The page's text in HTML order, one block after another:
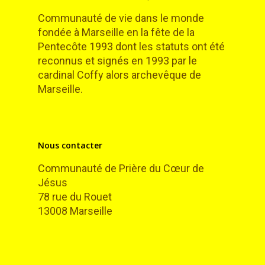
Communauté de vie dans le monde
fondée à Marseille en la fête de la
Pentecôte 1993 dont les statuts ont été
reconnus et signés en 1993 par le
cardinal Coffy alors archevêque de
Marseille.
Nous contacter
Communauté de Prière du Cœur de
Jésus
78 rue du Rouet
13008 Marseille